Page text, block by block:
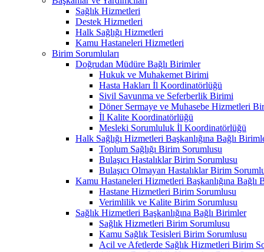
Sağlık Hizmetleri
Destek Hizmetleri
Halk Sağlığı Hizmetleri
Kamu Hastaneleri Hizmetleri
Birim Sorumluları
Doğrudan Müdüre Bağlı Birimler
Hukuk ve Muhakemet Birimi
Hasta Hakları İl Koordinatörlüğü
Sivil Savunma ve Seferberlik Birimi
Döner Sermaye ve Muhasebe Hizmetleri
İl Kalite Koordinatörlüğü
Mesleki Sorumluluk İl Koordinatörlüğü
Halk Sağlığı Hizmetleri Başkanlığına Bağlı
Toplum Sağlığı Birim Sorumlusu
Bulaşıcı Hastalıklar Birim Sorumlusu
Bulaşıcı Olmayan Hastalıklar Birim
Kamu Hastaneleri Hizmetleri Başkanlığına Bağlı
Hastane Hizmetleri Birim Sorumlusu
Verimlilik ve Kalite Birim Sorumlusu
Sağlık Hizmetleri Başkanlığına Bağlı Birimler
Sağlık Hizmetleri Birim Sorumlusu
Kamu Sağlık Tesisleri Birim Sorumlusu
Acil ve Afetlerde Sağlık Hizmetleri Birim